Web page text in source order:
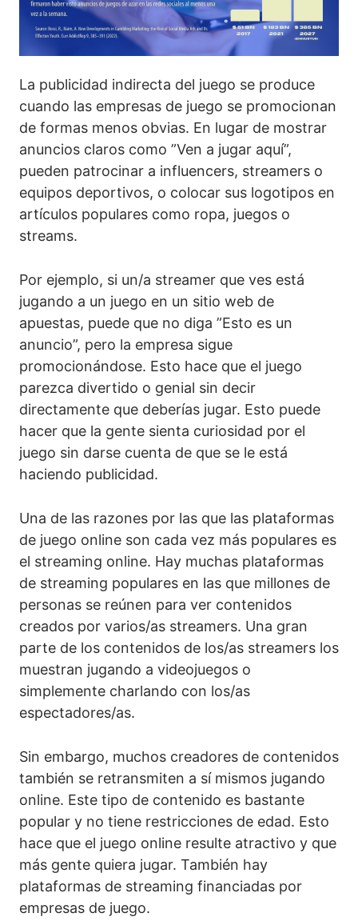
8. Publicidad del juego: redes sociales,
publicidad indirecta y directa
Quiz
principios, prácticas y sistemas de apoyo
10. Fortalecimiento de las habilidades psicosociales para
la prevención de daños relacionados con el juego:
11. Reconocimiento de los signos de personas jóvenes
que pueden estar jugando
12. Técnicas para abordar a los jóvenes que creemos
La publicidad indirecta del juego se produce
cuando las empresas de juego se promocionan
de formas menos obvias. En lugar de mostrar
anuncios claros como ”Ven a jugar aquí”,
pueden patrocinar a influencers, streamers o
equipos deportivos, o colocar sus logotipos en
artículos populares como ropa, juegos o
streams.
Por ejemplo, si un/a streamer que ves está
jugando a un juego en un sitio web de
apuestas, puede que no diga ”Esto es un
anuncio”, pero la empresa sigue
promocionándose. Esto hace que el juego
parezca divertido o genial sin decir
directamente que deberías jugar. Esto puede
hacer que la gente sienta curiosidad por el
juego sin darse cuenta de que se le está
haciendo publicidad.
Una de las razones por las que las plataformas
de juego online son cada vez más populares es
el streaming online. Hay muchas plataformas
de streaming populares en las que millones de
personas se reúnen para ver contenidos
creados por varios/as streamers. Una gran
parte de los contenidos de los/as streamers los
muestran jugando a videojuegos o
simplemente charlando con los/as
espectadores/as.
Sin embargo, muchos creadores de contenidos
también se retransmiten a sí mismos jugando
online. Este tipo de contenido es bastante
popular y no tiene restricciones de edad. Esto
hace que el juego online resulte atractivo y que
más gente quiera jugar. También hay
plataformas de streaming financiadas por
empresas de juego.